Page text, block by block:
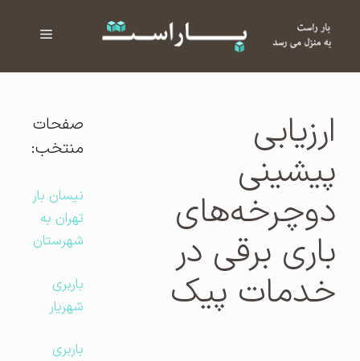
فهرست
ارزیابی
پیشینی
دوچرخه‌های
باری برقی در
خدمات پیک
صفحات
منتخب:
نیسان بار
تهران به
شهرستان
باربری
شهریار
باربری